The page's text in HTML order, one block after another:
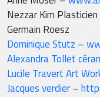
Nezzar Kim Plasticien
Germain Roesz
Dominique Stutz –
Alexandra Tollet
Lucile Travert Art
Jacques verdier–